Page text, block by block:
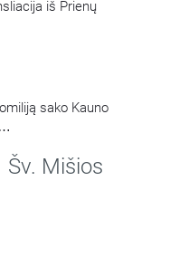
iš Prienų
sako Kauno
Marijos
Šv. Mišios